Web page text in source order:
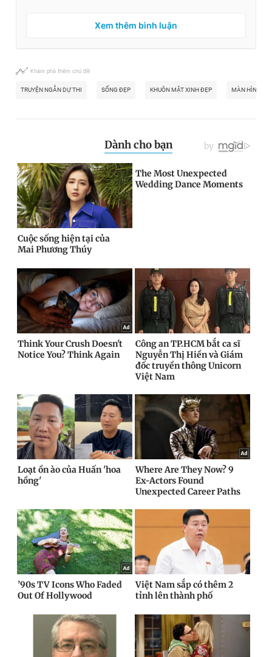
Xem thêm bình luận
Khám phá thêm chủ đề
TRUYỆN NGẮN DỰ THI SỐNG ĐẸP KHUÔN MẶT XINH ĐẸP MÀN HÌNH